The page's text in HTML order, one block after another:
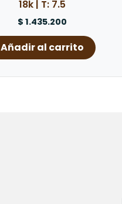
18k | T: 7.5
$ 1.435.200
Añadir al carrito